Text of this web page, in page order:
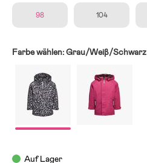
98 104
Farbe wählen:Grau/Weiβ/Schwarz
Auf Lager